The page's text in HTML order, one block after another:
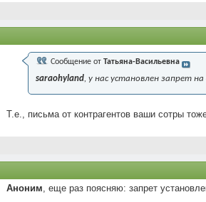
Сообщение от Татьяна-Васильевна
saraohyland, у нас установлен запрет
Т.е., письма от контрагентов ваши сотры
Аноним , еще раз поясняю: запрет